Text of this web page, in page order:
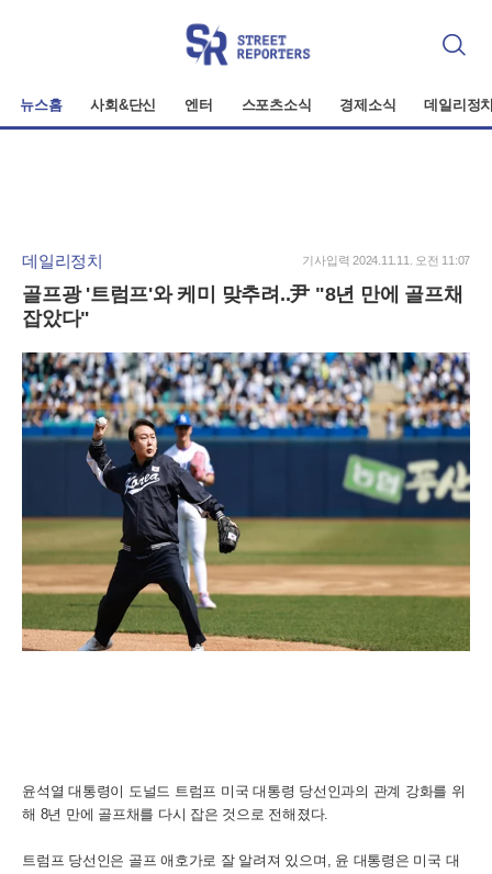
검
뉴스홈 사회&단신 엔터 스포츠소식 경제소식 데일리정
데일리정치
골프광 '트럼프'와 케미 맞추려..尹 "8년 만에 골프채
잡았다"
기사입력 2024.11.11. 오전 11:07
윤석열 대통령이 도널드 트럼프 미국 대통령 당선인과의 관계 강화를 위
해 8년 만에 골프채를 다시 잡은 것으로 전해졌다.
트럼프 당선인은 골프 애호가로 잘 알려져 있으며, 윤 대통령은 미국 대